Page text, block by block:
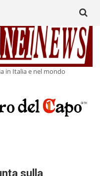
in Italia e nel mondo
for:
sulla